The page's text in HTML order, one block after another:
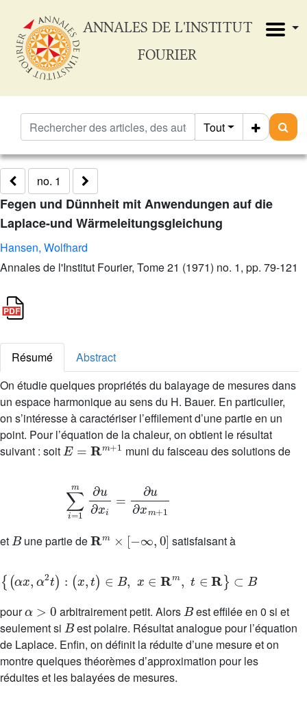
ANNALES DE L'INSTITUT
FOURIER
Tout
no. 1
Fegen und Dünnheit mit Anwendungen auf die
Laplace-und Wärmeleitungsgleichung
Hansen, Wolfhard
Annales de l'Institut Fourier, Tome 21 (1971) no. 1, pp. 79-121
Résumé
Abstract
On étudie quelques propriétés du balayage de mesures dans
un espace harmonique au sens du H. Bauer. En particulier,
on s’intéresse à caractériser l’effilement d’une partie en un
point. Pour l’équation de la chaleur, on obtient le résultat
suivant : soit
E=Rm+1
muni du faisceau des solutions de
∑i= m ∂u
et une partie de satisfaisant à
αx, 2 (x )∈B ∈Rm,t R }⊂B
pour arbitrairement petit. Alors
est effilée en 0 si et
seulement si
B
est polaire. Résultat analogue pour l’équation
de Laplace. Enfin, on définit la réduite d’une mesure et on
montre quelques théorèmes d’approximation pour les
réduites et les balayées de mesures.